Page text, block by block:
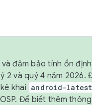
đảm bảo tính ổn
2 và quý 4 năm
khai android-
Để biết thêm